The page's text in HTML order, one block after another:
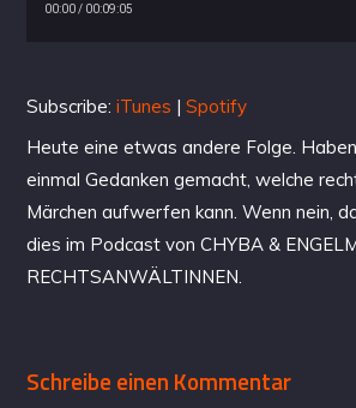
00:00/ 00:09:05
Subscribe:iTunes |Spotify
Heute eine etwas andere Folge.
einmal Gedanken gemacht, welche
Märchen aufwerfen kann. Wenn nein,
dies im Podcast von CHYBA &
RECHTSANWÄLTINNEN.
Schreibe einen Kommentar